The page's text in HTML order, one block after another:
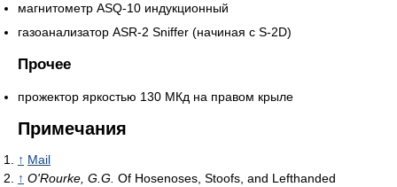
магнитометр ASQ-10 индукционный
газоанализатор ASR-2 Sniffer (начиная с S-2D)
Прочее
прожектор яркостью 130 МКд на правом крыле
Примечания
↑ Mail
↑ O'Rourke, G.G. Of Hosenoses, Stoofs, and Lefthanded